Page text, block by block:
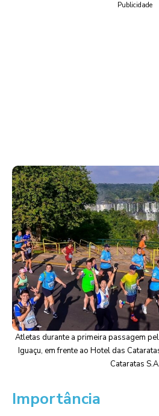
Publicidade
Atletas durante a primeira passagem
Iguaçu, em frente ao Hotel das
Cataratas S.A.
Importância